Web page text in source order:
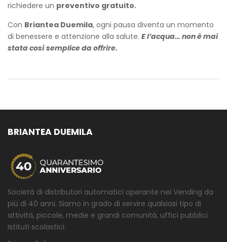
richiedere un preventivo gratuito.
Con Briantea Duemila, ogni pausa diventa un momento
di benessere e attenzione alla salute. E l’acqua… non è mai
stata così semplice da offrire.
BRIANTEA DUEMILA
Società di distributori automatici operante nel Vending da
più di 40 anni. Siamo in grado di servire qualsiasi tipo di
attività, piccole, medie e grandi comunità, uffici pubblici
Istituti scolastici.